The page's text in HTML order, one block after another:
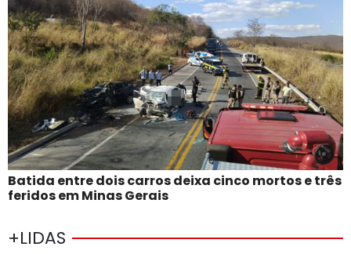
Batida entre dois carros deixa cinco mortos e três
feridos em Minas Gerais
+LIDAS